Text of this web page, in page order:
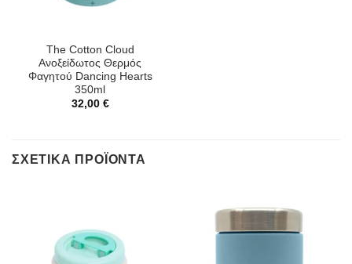
The Cotton Cloud
Ανοξείδωτος Θερμός
Φαγητού Dancing Hearts
350ml
32,00 €
ΣΧΕΤΙΚΆ ΠΡΟΪΌΝΤΑ